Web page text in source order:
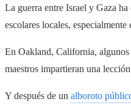
La guerra entre Israel y Gaza
escolares locales,
En Oakland, California, algunos
maestros impartieran una
Y después de un alboroto